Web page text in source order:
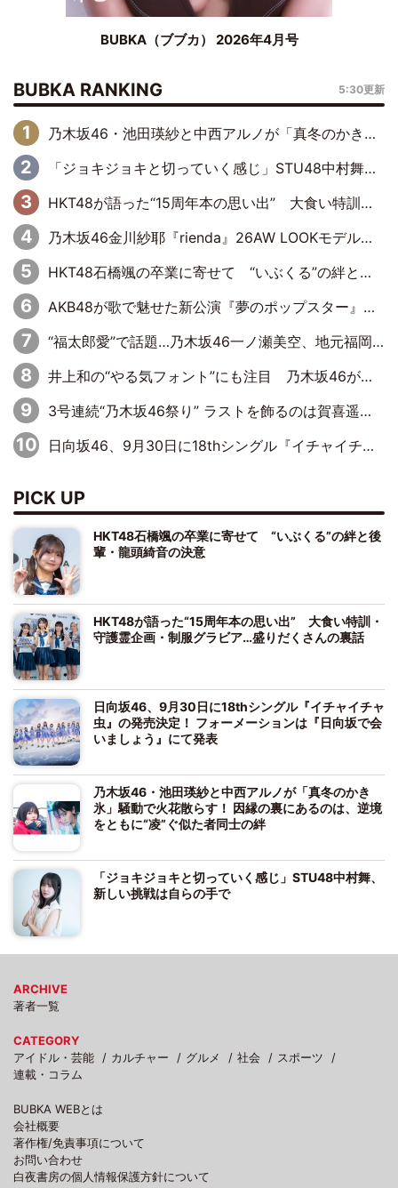
BUBKA（ブブカ） 2026年4月号
BUBKA RANKING 5:30更新
乃木坂46・池田瑛紗と中西アルノが「真冬のかき氷」騒動で火花散らす！ 因縁の裏にあるのは、逆境をともに“凌”ぐ似た者同士の絆
「ジョキジョキと切っていく感じ」STU48中村舞、新しい挑戦は自らの手で
HKT48が語った“15周年本の思い出” 大食い特訓・守護霊企画・制服グラビア…盛りだくさんの裏話
乃木坂46金川紗耶『rienda』26AW LOOKモデルに就任
HKT48石橋颯の卒業に寄せて “いぶくる”の絆と後輩・龍頭綺音の決意
AKB48が歌で魅せた新公演『夢のポップスター』 初日から全身全霊のステージ
“福太郎愛”で話題…乃木坂46一ノ瀬美空、地元福岡『めんべい25周年トップサポーター』に就任
井上和の“やる気フォント”にも注目 乃木坂46が挑んだ書道パフォーマンスの舞台裏
3号連続“乃木坂46祭り” ラストを飾るのは賀喜遥香…5年ぶりの登場に「5年分大人になった私を見ていただけたら」
日向坂46、9月30日に18thシングル『イチャイチャ虫』の発売決定！ フォーメーションは『日向坂で会いましょう』にて発表
PICK UP
HKT48石橋颯の卒業に寄せて “いぶくる”の絆と後
輩・龍頭綺音の決意
HKT48が語った“15周年本の思い出” 大食い特訓・
守護霊企画・制服グラビア…盛りだくさんの裏話
日向坂46、9月30日に18thシングル『イチャイチャ
虫』の発売決定！ フォーメーションは『日向坂で会
いましょう』にて発表
乃木坂46・池田瑛紗と中西アルノが「真冬のかき
氷」騒動で火花散らす！ 因縁の裏にあるのは、逆境
をともに“凌”ぐ似た者同士の絆
「ジョキジョキと切っていく感じ」STU48中村舞、
新しい挑戦は自らの手で
ARCHIVE
著者一覧
CATEGORY
アイドル・芸能
カルチャー グルメ 社会
スポーツ
連載・コラム
BUBKA WEBとは
会社概要
著作権/免責事項について
お問い合わせ
白夜書房の個人情報保護方針について